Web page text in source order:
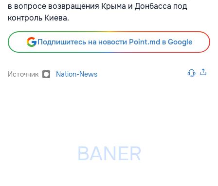
в вопросе возвращения Крыма и Донбасса под
контроль Киева.
Подпишитесь на новости Point.md в Google
Источник Nation-News